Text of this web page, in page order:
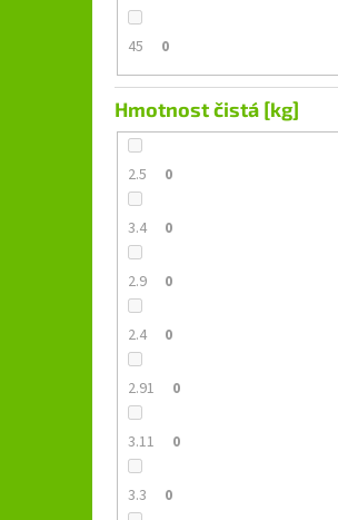
45 0
Hmotnost čistá [kg]
2.5 0
3.4 0
2.9 0
2.4 0
2.91 0
3.11 0
3.3 0